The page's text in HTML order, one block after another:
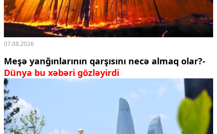
07.08.2026
Meşə yanğınlarının qarşısını necə almaq olar?-
Dünya bu xəbəri gözləyirdi